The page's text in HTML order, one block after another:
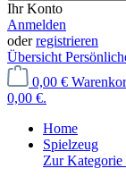
Ihr Konto
Anmelden
oderregistrieren
Übersicht
0,00 €
0,00 €.
Home
Spielzeug
Zur Kategorie